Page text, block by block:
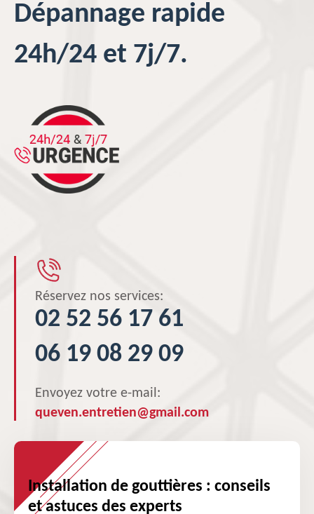
Dépannage rapide
24h/24 et 7j/7.
Réservez nos services:
02 52 56 17 61
06 19 08 29 09
Envoyez votre e-mail:
queven.entretien@gmail.com
Installation de gouttières : conseils
et astuces des experts